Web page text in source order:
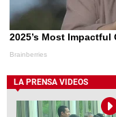
LA PRENSA VIDEOS